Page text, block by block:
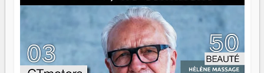
là que les aînés entrent en scène — pas pour reprendre le
gouvernail, mais pour montrer où sont les récifs. Les jeunes
ont la force, les vieux ont l'expérience, comme on dit. Ce
n'est pas un combat de générations — c'est une question
d'équipage. Partagez vos réussites, mais aussi vos échecs.
Surtout vos échecs, d'ailleurs — ils enseignent mieux que
n'importe quel manuel. À Madagascar, la barque avance.